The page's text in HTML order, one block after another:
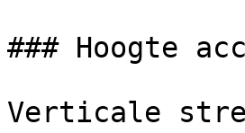
### Hoogte
Verticale